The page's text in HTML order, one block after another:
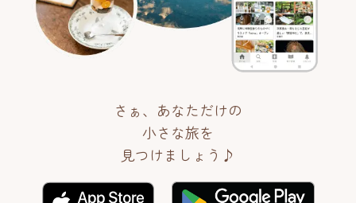
さぁ、あなただけの
小さな旅を
見つけましょう♪